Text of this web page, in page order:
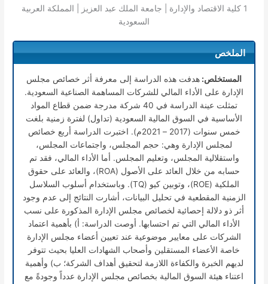
1 كلية الاقتصاد والإدارة | جامعة الملك عبد العزيز | المملكة العربية
السعودية
الملخص
المستخلص: هدفت هذه الدراسة إلى معرفة أثر خصائص مجلس
الإدارة على الأداء المالي للشركات المساهمة الصناعية السعودية.
تمثلت عينة الدراسة في 40 شركة مدرجة ضمن قطاع المواد
الأساسية في السوق المالية السعودية (تداول) لفترة زمنية بلغت
خمس سنوات (2017 – 2021م). اختبرت الدراسة أربع خصائص
لمجلس الإدارة وهي: حجم المجلس، واجتماعات المجلس،
واستقلالية المجلس، وتعليم المجلس. أما الأداء المالي، فقد تم
حسابه من خلال العائد على الأصول (ROA)، والعائد على حقوق
الملكية (ROE)، وتوبين كيو (TQ). وباستخدام أسلوب السلاسل
الزمنية المقطعية في تحليل البيانات، أشارت النتائج إلى عدم وجود
أثر ذو دلالة إحصائية لخصائص مجلس الإدارة المذكورة على نسب
الأداء المالي التي تم احتسابها. أوصت الدراسة: أ) بأهمية اعتماد
الشركات على معايير موضوعية عند تعيين أعضاء مجلس الإدارة
خاصة الأعضاء المستقلين وأصحاب الشهادات العليا بحيث تتوفر
لديهم الخبرة والكفاءة اللازمة لتحقيق أهداف الشركة؛ ب) وأهمية
اعتناء هيئة السوق المالية بخصائص مجلس الإدارة عدداً وجودةً مع